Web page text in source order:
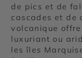
de pics et de
cascades et de
volcanique
luxuriant ou
les îles